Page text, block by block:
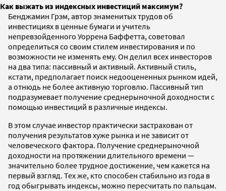
Как выжать из индексных инвестиций максимум?
Бенджамин Грэм, автор знаменитых трудов об
инвестициях в ценные бумаги и учитель
непревзойденного Уоррена Баффетта, советовал
определиться со своим стилем инвестирования и по
возможности не изменять ему. Он делил всех инвесторов
на два типа: пассивный и активный. Активный стиль,
кстати, предполагает поиск недооцененных рынком идей,
а отнюдь не более активную торговлю. Пассивный тип
подразумевает получение среднерыночной доходности с
помощью инвестиций в различные индексы.
В этом случае инвестор практически застрахован от
получения результатов хуже рынка и не зависит от
человеческого фактора. Получение среднерыночной
доходности на протяжении длительного времени —
значительно более трудное достижение, чем кажется на
первый взгляд. Тех же, кто способен стабильно из года в
год обыгрывать индексы, можно пересчитать по пальцам.